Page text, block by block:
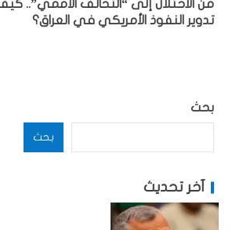
من الاحتلال إلى “التحالف الأممي”.. كيف
تدوير النفوذ الأمريكي في العراق؟
بحث
بحث
آخر تحديث